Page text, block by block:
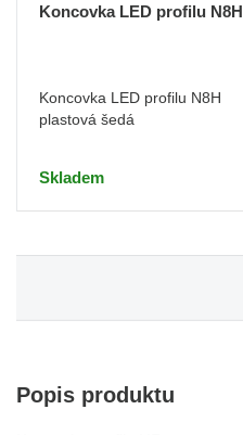
Koncovka LED profilu N8H
Koncovka LED profilu N8H
plastová šedá
Skladem
Popis produktu